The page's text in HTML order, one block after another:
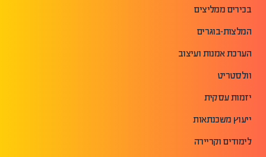
בכירים ממליצים
המלצות-בוגרים
הערכת אמנות ועיצוב
וולסטריט
יזמות עסקית
ייעוץ משכנתאות
לימודים וקריירה